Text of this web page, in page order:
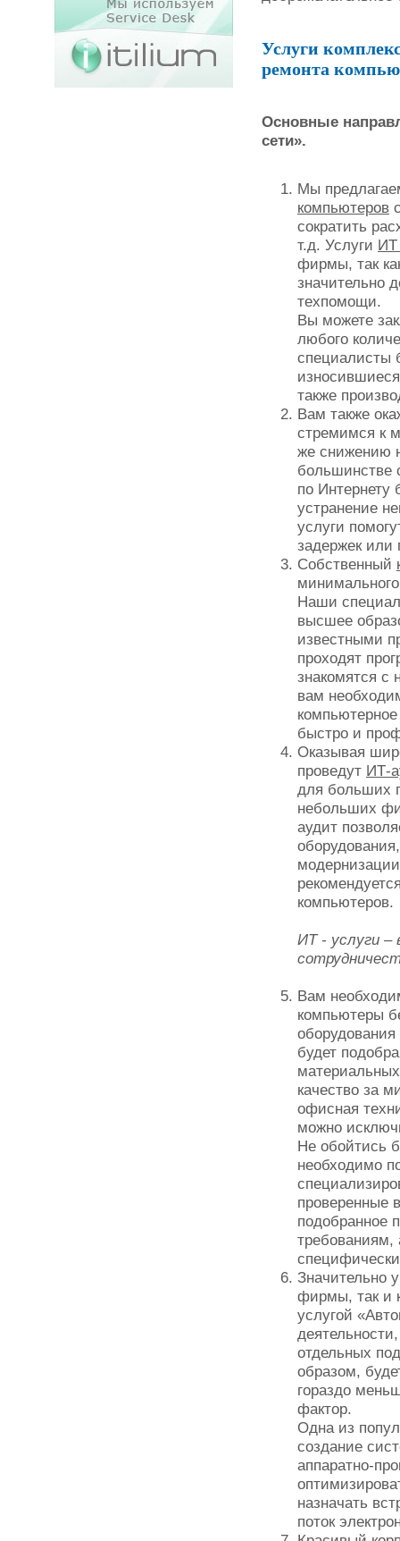
Услуги
ремонта
Основные
сети».
Мы
компьютеров
сократить
т.д. Услуги ИТ
фирмы, так
значительно
техпомощи.
Вы можете
любого
специалисты
также
Вам также
стремимся к
же снижению
большинстве
по Интернету
устранение
услуги
задержек или
Собственный
Наши
высшее
известными
проходят
знакомятся с
вам
быстро и
Оказывая
проведут ИТ-
для больших
небольших
аудит
компьютеров.
ИТ - услуги –
Вам
компьютеры
будет
качество за
офисная
можно
Не обойтись
необходимо
проверенные
подобранное
требованиям,
Значительно
фирмы, так и
услугой
отдельных
образом,
гораздо
фактор.
Одна из
создание
аппаратно-
назначать
поток